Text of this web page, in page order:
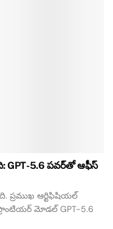
GPT-5.6 పవర్‌తో ఆఫీస్
ప్రముఖ ఆర్టిఫిషియల్
ఫ్రాంటియర్ మోడల్ GPT-5.6